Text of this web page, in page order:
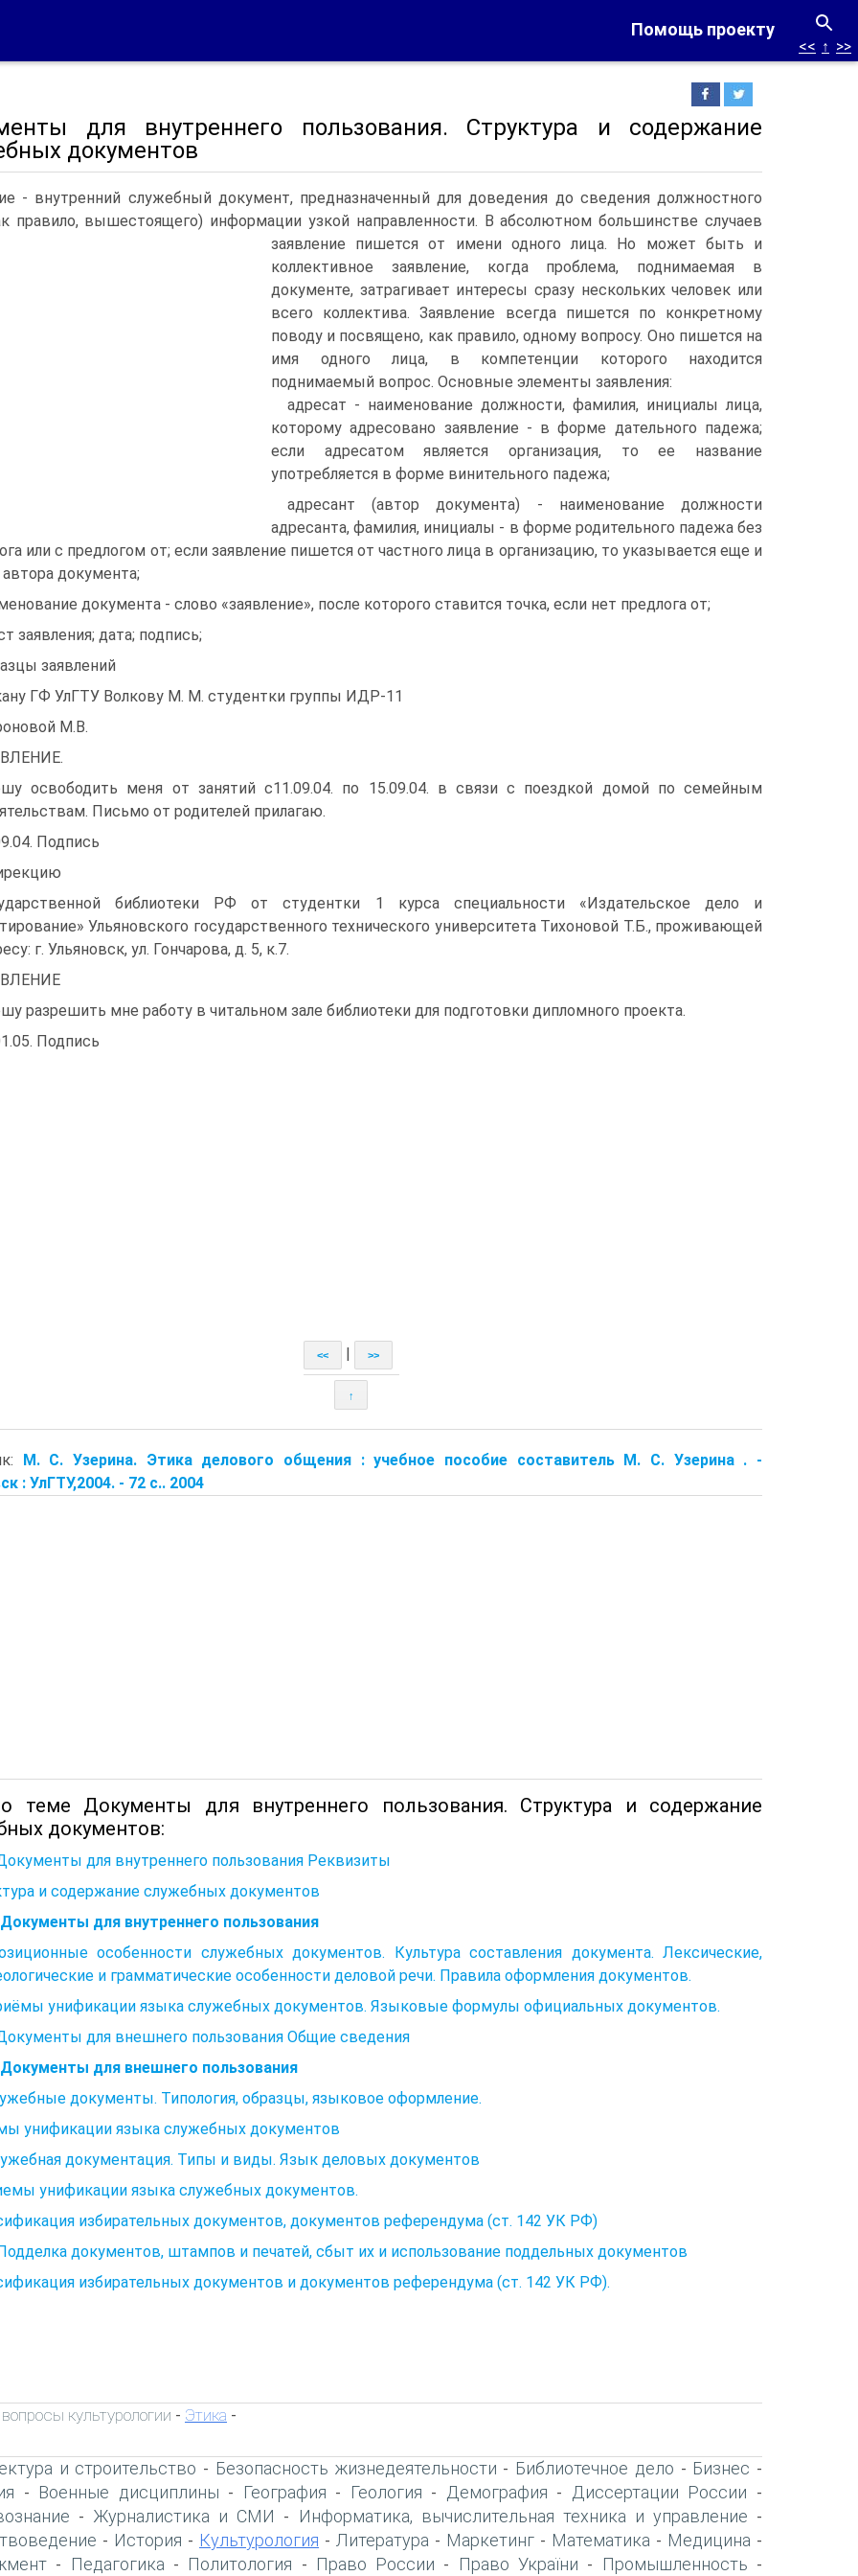
Помощь проекту
<< ↑ >>
для внутреннего пользования. Структура и содержание
документов
- внутренний служебный документ, предназначенный для доведения до сведения должностного
правило, вышестоящего) информации узкой направленности. В абсолютном большинстве случаев
заявление пишется от имени одного лица. Но может быть и
коллективное заявление, когда проблема, поднимаемая в
документе, затрагивает интересы сразу нескольких человек или
всего коллектива. Заявление всегда пишется по конкретному
поводу и посвящено, как правило, одному вопросу. Оно пишется на
имя одного лица, в компетенции которого находится
поднимаемый вопрос. Основные элементы заявления:
адресат - наименование должности, фамилия, инициалы лица,
которому адресовано заявление - в форме дательного падежа;
если адресатом является организация, то ее название
употребляется в форме винительного падежа;
адресант (автор документа) - наименование должности
адресанта, фамилия, инициалы - в форме родительного падежа без
или с предлогом от; если заявление пишется от частного лица в организацию, то указывается еще и
документа;
документа - слово «заявление», после которого ставится точка, если нет предлога от;
заявления; дата; подпись;
заявлений
ГФ УлГТУ Волкову М. М. студентки группы ИДР-11
М.В.
освободить меня от занятий с11.09.04. по 15.09.04. в связи с поездкой домой по семейным
Письмо от родителей прилагаю.
Подпись
библиотеки РФ от студентки 1 курса специальности «Издательское дело и
Ульяновского государственного технического университета Тихоновой Т.Б., проживающей
г. Ульяновск, ул. Гончарова, д. 5, к.7.
разрешить мне работу в читальном зале библиотеки для подготовки дипломного проекта.
Подпись
<< >>
↑
М. С. Узерина. Этика делового общения : учебное пособие составитель М. С. Узерина . -
: УлГТУ,2004. - 72 с.. 2004
теме Документы для внутреннего пользования. Структура и содержание
документов:
для внутреннего пользования Реквизиты
и содержание служебных документов
Документы для внутреннего пользования
особенности служебных документов. Культура составления документа. Лексические,
и грамматические особенности деловой речи. Правила оформления документов.
унификации языка служебных документов. Языковые формулы официальных документов.
для внешнего пользования Общие сведения
Документы для внешнего пользования
документы. Типология, образцы, языковое оформление.
унификации языка служебных документов
документация. Типы и виды. Язык деловых документов
унификации языка служебных документов.
избирательных документов, документов референдума (ст. 142 УК РФ)
документов, штампов и печатей, сбыт их и использование поддельных документов
избирательных документов и документов референдума (ст. 142 УК РФ).
культурологии - Этика -
и строительство - Безопасность жизнедеятельности - Библиотечное дело - Бизнес -
- Военные дисциплины - География - Геология - Демография - Диссертации России -
- Журналистика и СМИ - Информатика, вычислительная техника и управление -
- История - Культурология - Литература - Маркетинг - Математика - Медицина -
- Педагогика - Политология - Право России - Право України - Промышленность -